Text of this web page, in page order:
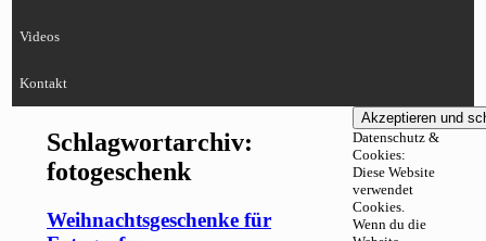
Videos
Kontakt
Schlagwortarchiv:
fotogeschenk
Weihnachtsgeschenke für
Datenschutz &
Cookies:
Diese Website
verwendet
Cookies.
Wenn du die